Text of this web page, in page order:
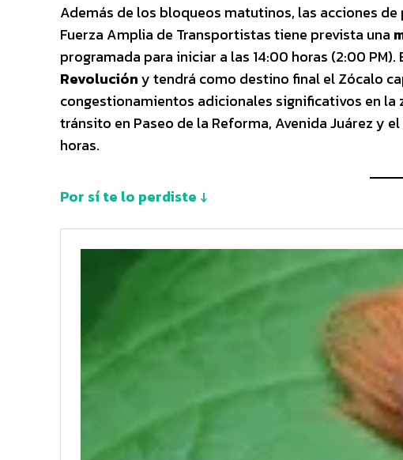
Además de los bloqueos matutinos, las acciones
Fuerza Amplia de Transportistas tiene prevista una
programada para iniciar a las 14:00 horas (2:00
Revolucióny tendrá como destino final el Zócalo
congestionamientos adicionales significativos en la
tránsito en Paseo de la Reforma, Avenida Juárez y
horas.
Por sí te lo perdiste ↓